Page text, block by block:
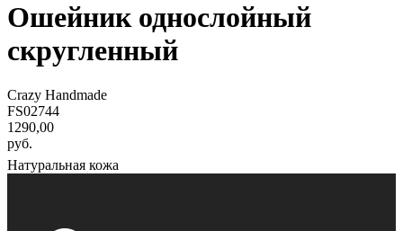
Ошейник однослойный
скругленный
Crazy Handmade
FS02744
1290,00
руб.
Натуральная кожа